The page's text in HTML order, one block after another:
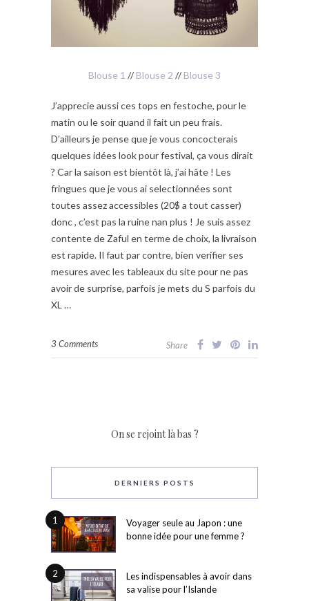
Blouse 1 // Blouse 2 // Blouse 3
J’apprecie aussi ces tops en festoche, pour le
matin ou le soir quand il fait un peu frais.
D’ailleurs je pense que je vous concocterais
quelques idées look pour festival, ça vous dirait
? Car la saison est bientôt là, j’ai hâte ! Les
fringues que je vous ai selectionnées sont
toutes assez accessibles (20$ a tout casser)
donc , c’est pas la ruine nan plus ! Je suis assez
contente de Zaful en terme de choix, la livraison
est rapide. Il faut par contre, bien verifier ses
mesures avec les tableaux du site pour ne pas
avoir de surprise, parfois je mets du S parfois du
XL …
3 Comments Share
On se rejoint là bas ?
DERNIERS POSTS
1
Voyager seule au Japon : une
bonne idée pour une femme ?
2
Les indispensables à avoir dans
sa valise pour l’Islande